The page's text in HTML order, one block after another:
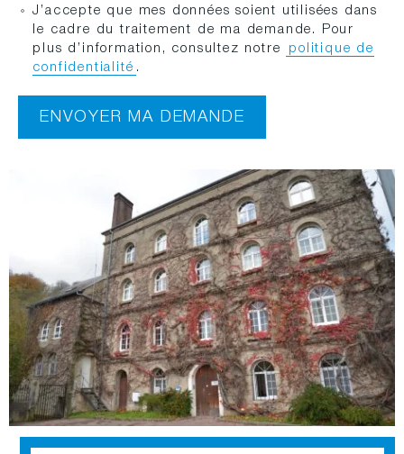
i
G
d
é
e
s
J’accepte que mes données soient utilisées dans
le cadre du traitement de ma demande. Pour
plus d’information, consultez notre
politique de
confidentialité .
ENVOYER MA DEMANDE